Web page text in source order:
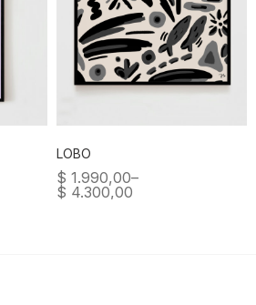
LOBO
$ 1.990,00–
$ 4.300,00